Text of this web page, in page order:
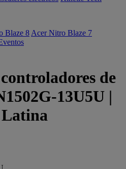
Blaze 8 Acer Nitro Blaze 7
de
13U5U |